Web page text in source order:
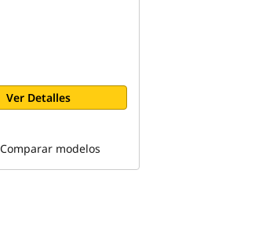
Ver Detalles
Comparar modelos